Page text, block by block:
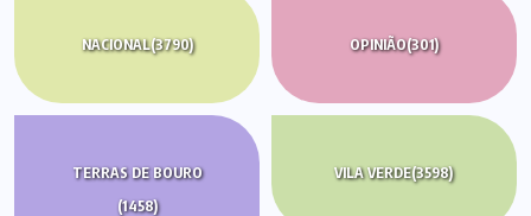
NACIONAL(3790) OPINIÃO(301)
TERRAS DE BOURO
(1458)
VILA VERDE(3598)